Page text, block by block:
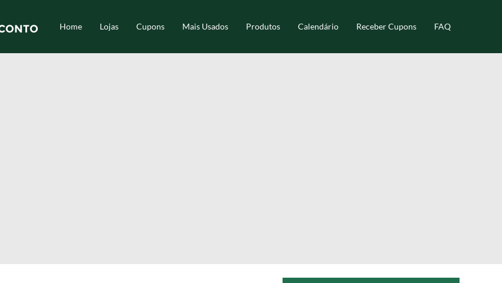
Home Lojas Cupons Mais Usados Produtos Calendário Receber Cupons FAQ